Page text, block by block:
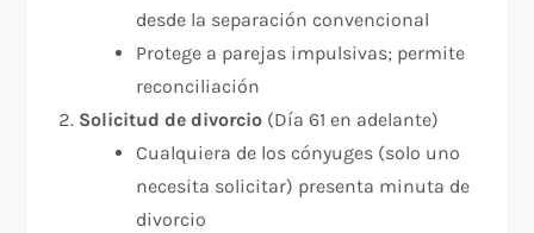
desde la separación convencional
Protege a parejas impulsivas; permite
reconciliación
Solicitud de divorcio (Día 61 en adelante)
Cualquiera de los cónyuges (solo uno
necesita solicitar) presenta minuta de
divorcio